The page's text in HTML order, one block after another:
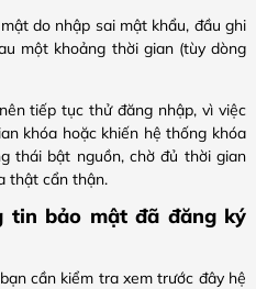
do nhập sai mật khẩu, đầu ghi
một khoảng thời gian (tùy dòng
tiếp tục thử đăng nhập, vì việc
khóa hoặc khiến hệ thống khóa
thái bật nguồn, chờ đủ thời gian
thật cẩn thận.
tin bảo mật đã đăng ký
cần kiểm tra xem trước đây hệ